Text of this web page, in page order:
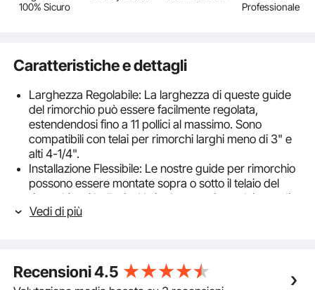
100% Sicuro
Professionale
Caratteristiche e dettagli
Larghezza Regolabile: La larghezza di queste guide
del rimorchio può essere facilmente regolata,
estendendosi fino a 11 pollici al massimo. Sono
compatibili con telai per rimorchi larghi meno di 3" e
alti 4-1/4".
Installazione Flessibile: Le nostre guide per rimorchio
possono essere montate sopra o sotto il telaio del
rimorchio e i bulloni a U si adattano sia a telai grandi
che a telai più piccoli.
non si piegano o arrugginiscono facilmente.
Con Tavole Imbottite in Moquette: Le due tavole
Vedi di più
Recensioni4.5